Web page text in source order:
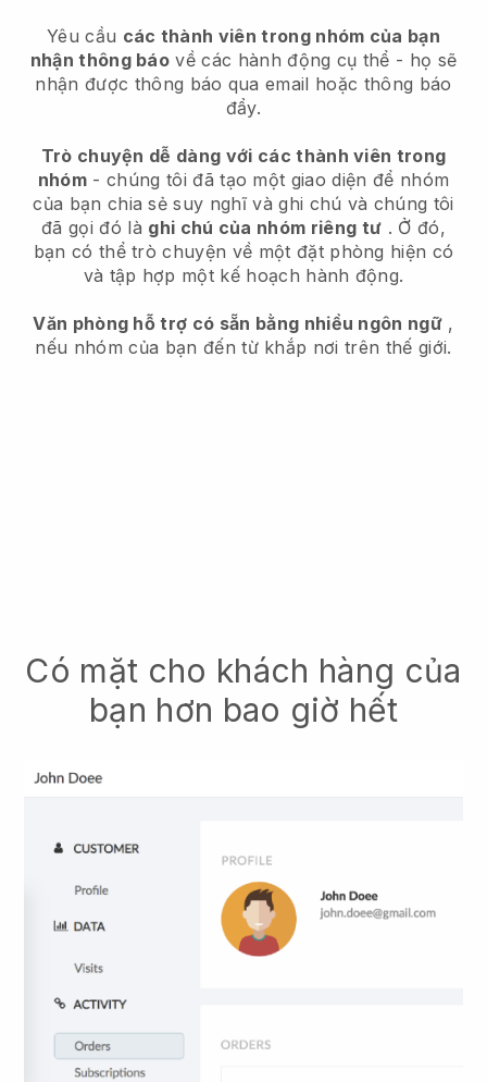
Yêu cầu các thành viên trong nhóm của bạn
nhận thông báo về các hành động cụ thể - họ sẽ
nhận được thông báo qua email hoặc thông báo
đẩy.
Trò chuyện dễ dàng với các thành viên trong
nhóm - chúng tôi đã tạo một giao diện để nhóm
của bạn chia sẻ suy nghĩ và ghi chú và chúng tôi
đã gọi đó là ghi chú của nhóm riêng tư . Ở đó,
bạn có thể trò chuyện về một đặt phòng hiện có
và tập hợp một kế hoạch hành động.
Văn phòng hỗ trợ có sẵn bằng nhiều ngôn ngữ ,
nếu nhóm của bạn đến từ khắp nơi trên thế giới.
Có mặt cho khách hàng của
bạn hơn bao giờ hết